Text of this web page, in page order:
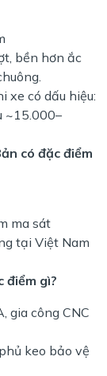
bền hơn ắc
xe có dấu hiệu:
~15.000–
có đặc điểm
ma sát
tại Việt Nam
điểm gì?
gia công CNC
keo bảo vệ